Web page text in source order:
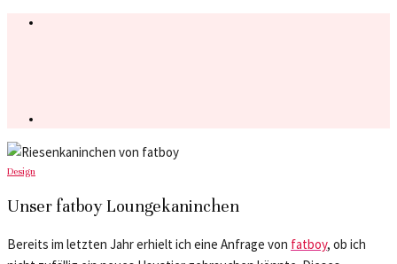
Design
Unser fatboy Loungekaninchen
Bereits im letzten Jahr erhielt ich eine Anfrage von fatboy, ob ich